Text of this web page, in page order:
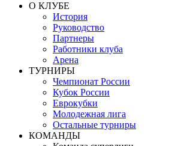
О КЛУБЕ
История
Руководство
Партнеры
Работники клуба
Арена
ТУРНИРЫ
Чемпионат России
Кубок России
Еврокубки
Молодежная лига
Остальные турниры
КОМАНДЫ